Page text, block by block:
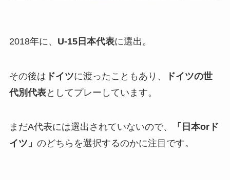
2018年に、 U-15日本代表に選出。
その後は ドイツに渡ったこともあり、
ドイツの世
代別代表としてプレーしています。
まだA代表には選出されていないので、
「日本orド
イツ」 のどちらを選択するのかに注目です。